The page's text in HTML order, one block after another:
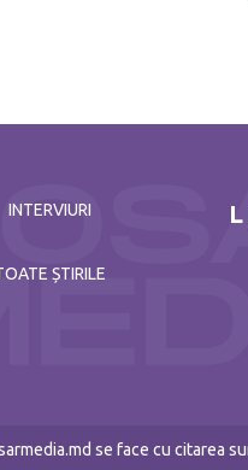
INTERVIURI
ȘTIRILE
se face cu citarea